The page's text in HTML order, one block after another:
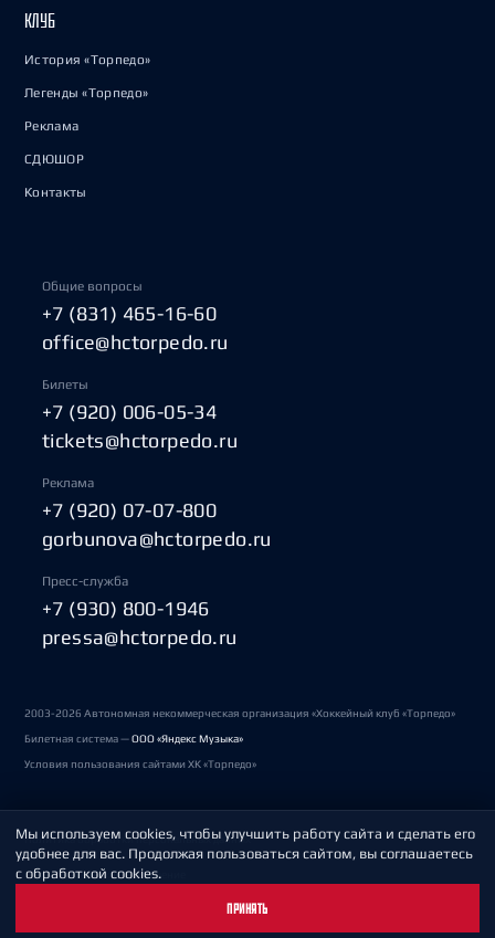
КЛУБ
История «Торпедо»
Легенды «Торпедо»
Реклама
СДЮШОР
Контакты
Общие вопросы
+7 (831) 465-16-60
office@hctorpedo.ru
Билеты
+7 (920) 006-05-34
tickets@hctorpedo.ru
Реклама
+7 (920) 07-07-800
gorbunova@hctorpedo.ru
Пресс-служба
+7 (930) 800-1946
pressa@hctorpedo.ru
2003-2026 Автономная некоммерческая организация «Хоккейный клуб «Торпедо»
Билетная система —ООО «Яндекс Музыка»
Условия пользования сайтами ХК «Торпедо»
Политика обработки персональных данных
Пользовательское соглашение
Мы используем cookies, чтобы улучшить работу сайта и сделать его
удобнее для вас. Продолжая пользоваться сайтом, вы соглашаетесь
с обработкой cookies.
ПРИНЯТЬ